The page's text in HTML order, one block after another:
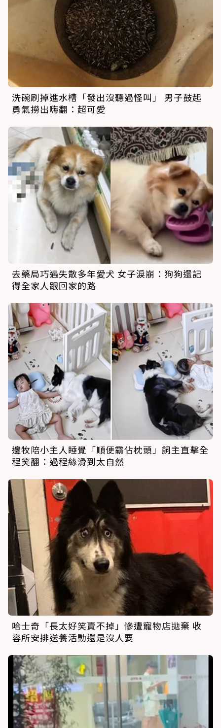
洗碗刷掉進水槽「發出沒聽過怪叫」 男子鼓起
勇氣撈出嗨翻：超可愛
去藥局巧遇失散多年愛犬 女子淚崩：狗狗還記
得全家人跟回家的路
邊牧陪小主人睡覺「順便霸佔枕頭」飼主直擊全
程笑翻：過程絲滑到太自然
哈士奇「長太好笑賣不掉」慘遭寵物店拋棄 收
容所安排送養活動還是沒人要